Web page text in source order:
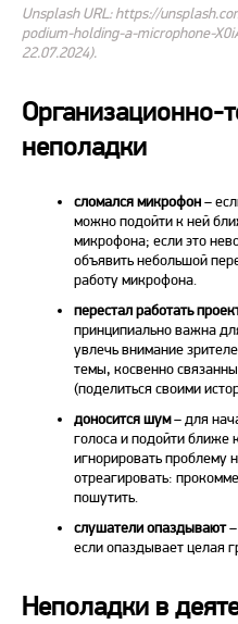
Unsplash URL: https://
podium-holding-a-microphone-
22.07.2024).
Организационно-
неполадки
сломался микрофон–
можно подойти к ней
микрофона; если это
объявить небольшой
работу микрофона.
перестал работать
принципиально важна
увлечь внимание
темы, косвенно
(поделиться своими
доносится шум– для
голоса и подойти ближе
игнорировать проблему
отреагировать:
пошутить.
слушатели опаздывают
если опаздывает целая
Неполадки в